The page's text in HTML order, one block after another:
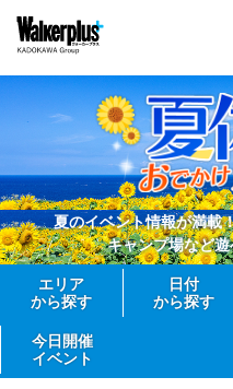
夏のイベント情報が満載
キャンプ場など
エリア
から探す
日付
から探す
今日開催
イベント